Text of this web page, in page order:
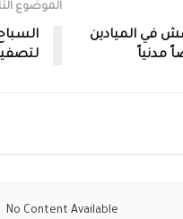
في الميادين
مدنياً
الموضوع
No Content Available